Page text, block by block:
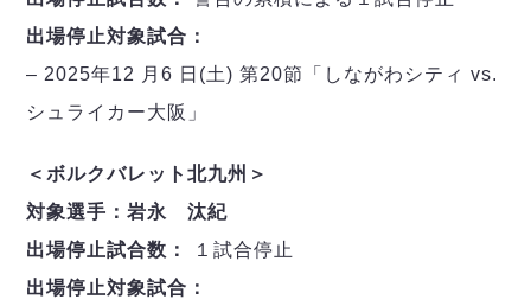
ポルセイド浜田
ミラクルスマイル新居浜
出場停止対象試合：
– 2025年12 月6 日(土) 第20節「しながわシティ vs.
シュライカー大阪」
＜ボルクバレット北九州＞
対象選手：岩永 汰紀
出場停止試合数：
１試合停止
出場停止対象試合：